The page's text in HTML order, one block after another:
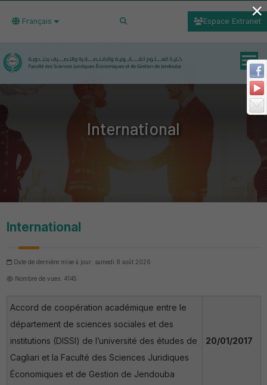
Français Espace Extranet
International
International
Date de dernière mise à jour: samedi 8 août 2026
Nombre de vues: 4145
20/01/2017
Accord de coopération académique entre le
département de sciences sociales et des
institutions (DISSI) de l’université des études de
Cagliari et la Faculté des Sciences Juridiques
Économiques et de Gestion de Jendouba
×